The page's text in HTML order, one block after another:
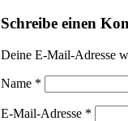
Schreibe einen
Deine E-Mail-Adresse
Name *
E-Mail-Adresse *